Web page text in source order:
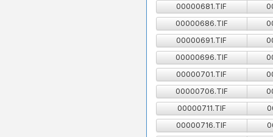
00000681.TIF
00000686.TIF
00000691.TIF
00000696.TIF
00000701.TIF
00000706.TIF
00000711.TIF
00000716.TIF